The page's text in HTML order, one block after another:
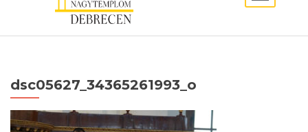
dsc05627_34365261993_o